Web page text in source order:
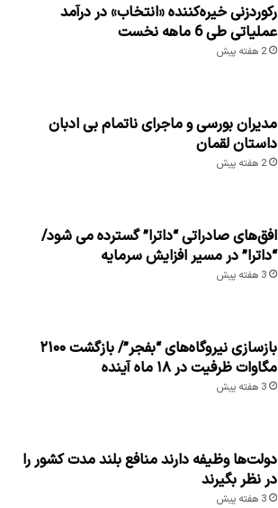
رکوردزنی خیره‌کننده «انتخاب» در درآمد
عملیاتی طی 6 ماهه نخست
2 هفته پیش
مدیران بورسی و ماجرای ناتمام بی ادبان
داستان لقمان
2 هفته پیش
افق‌های صادراتی “داترا” گسترده می شود/
“داترا” در مسیر افزایش سرمایه
3 هفته پیش
بازسازی نیروگاه‌های “بفجر”/ بازگشت ۲۱۰۰
مگاوات ظرفیت در ۱۸ ماه آینده
3 هفته پیش
دولت‌ها وظیفه دارند منافع بلند مدت کشور را
در نظر بگیرند
3 هفته پیش